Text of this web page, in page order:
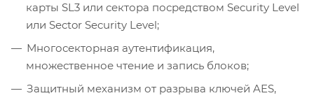
карты SL3 или сектора посредством Security Level
или Sector Security Level;
Многосекторная аутентификация,
множественное чтение и запись блоков;
Защитный механизм от разрыва ключей AES,